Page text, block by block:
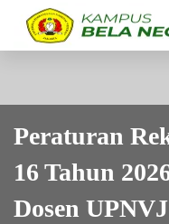
Peraturan
16 Tahun
Dosen UPNVJ